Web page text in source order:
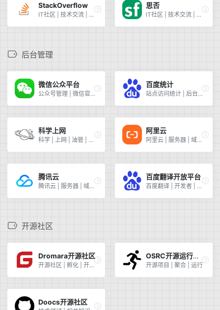
StackOverflow
IT社区 | 技术交流 | 解决问题 | 学习资料 | StackOverFlow
思否
IT社区 | 技术交流 | 解决问题 | 学习资料 | 思否
后台管理
微信公众平台
公众号管理 | 微信官方 | 资源下载 | 修改公众号配置
百度统计
站点访问统计 | 后台管理 | 访问统计分析
科学上网
科学 | 上网 | 油管 | 谷歌 | 推特 | 脸书
阿里云
阿里云 | 服务器 | 域名 | 图标 | 对象存储 | 镜像加速
腾讯云
腾讯云 | 服务器 | 域名 | 图标 | 对象存储 | 镜像加速
百度翻译开放平台
百度翻译 | 开发者 | 个人 | 免费 | QPS<=1
开源社区
Dromara开源社区
开源社区 | 孵化 | 开源项目 | hutool | electron-egg
OSRC开源运行时社区
开源项目 | 聚合 | 运行
Doocs开源社区